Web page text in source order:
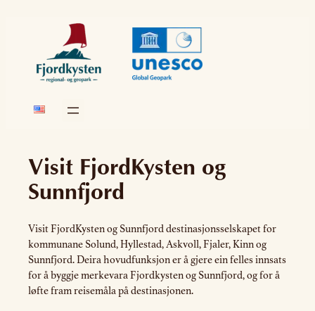
Visit FjordKysten og
Sunnfjord
Visit FjordKysten og Sunnfjord destinasjonsselskapet for
kommunane Solund, Hyllestad, Askvoll, Fjaler, Kinn og
Sunnfjord. Deira hovudfunksjon er å gjere ein felles innsats
for å byggje merkevara Fjordkysten og Sunnfjord, og for å
løfte fram reisemåla på destinasjonen.